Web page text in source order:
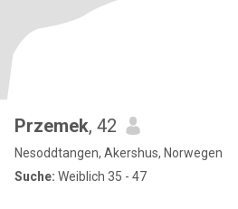
Przemek, 42
Nesoddtangen, Akershus, Norwegen
Suche: Weiblich 35 - 47